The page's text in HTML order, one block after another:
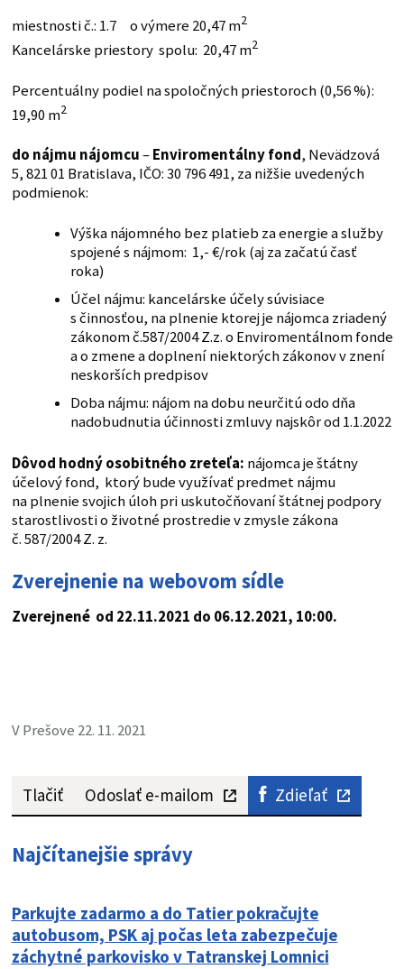
miestnosti č.: 1.7 o výmere 20,47 m2
Kancelárske priestory spolu: 20,47 m2
Percentuálny podiel na spoločných priestoroch (0,56 %):
19,90 m2
do nájmu nájomcu–Enviromentálny fond, Nevädzová
5, 821 01 Bratislava, IČO: 30 796 491, za nižšie uvedených
podmienok:
Výška nájomného bez platieb za energie a služby
spojené s nájmom: 1,- €/rok (aj za začatú časť
roka)
Účel nájmu: kancelárske účely súvisiace
s činnosťou, na plnenie ktorej je nájomca zriadený
zákonom č.587/2004 Z.z. o Enviromentálnom fonde
a o zmene a doplnení niektorých zákonov v znení
neskorších predpisov
Doba nájmu: nájom na dobu neurčitú odo dňa
nadobudnutia účinnosti zmluvy najskôr od 1.1.2022
Dôvod hodný osobitného zreteľa: nájomca je štátny
účelový fond, ktorý bude využívať predmet nájmu
na plnenie svojich úloh pri uskutočňovaní štátnej podpory
starostlivosti o životné prostredie v zmysle zákona
č. 587/2004 Z. z.
Zverejnenie na webovom sídle
Zverejnené od 22.11.2021 do 06.12.2021, 10:00.
V Prešove 22. 11. 2021
Tlačiť Odoslať e-mailom Zdieľať
Najčítanejšie správy
Parkujte zadarmo a do Tatier pokračujte
autobusom, PSK aj počas leta zabezpečuje
záchytné parkovisko v Tatranskej Lomnici